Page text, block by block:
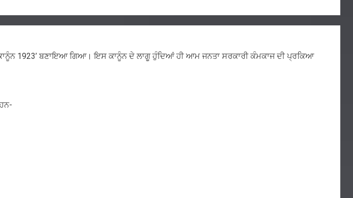
1923’ ਬਣਾਇਆ ਗਿਆ। ਇਸ ਕਾਨੂੰਨ ਦੇ ਲਾਗੂ ਹੁੰਦਿਆਂ ਹੀ ਆਮ ਜਨਤਾ ਸਰਕਾਰੀ ਕੰਮਕਾਜ ਦੀ ਪ੍ਰਕਿਆ